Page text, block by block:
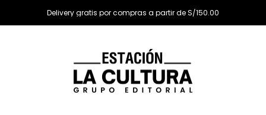
Delivery gratis por compras a partir de S/150.00